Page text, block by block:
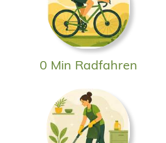
0 Min Radfahren